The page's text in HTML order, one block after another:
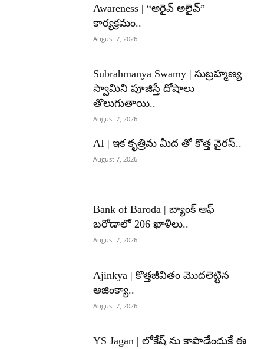
Awareness | “అరైవ్ అలైవ్”
కార్యక్రమం..
August 7, 2026
Subrahmanya Swamy | సుబ్రహ్మణ్య
స్వామిని పూజిస్తే దోషాలు
తొలుగుతాయి..
August 7, 2026
AI | ఇక కృత్రిమ మీద తో కొత్త వైరస్..
August 7, 2026
Bank of Baroda | బ్యాంక్‌ ఆఫ్‌
బరోడాలో 206 ఖాళీలు..
August 7, 2026
Ajinkya | కొత్తజీవితం మొదలెట్టిన
అజింక్యా..
August 7, 2026
YS Jagan | లోకేష్ ను కాపాడేందుకే ఈ